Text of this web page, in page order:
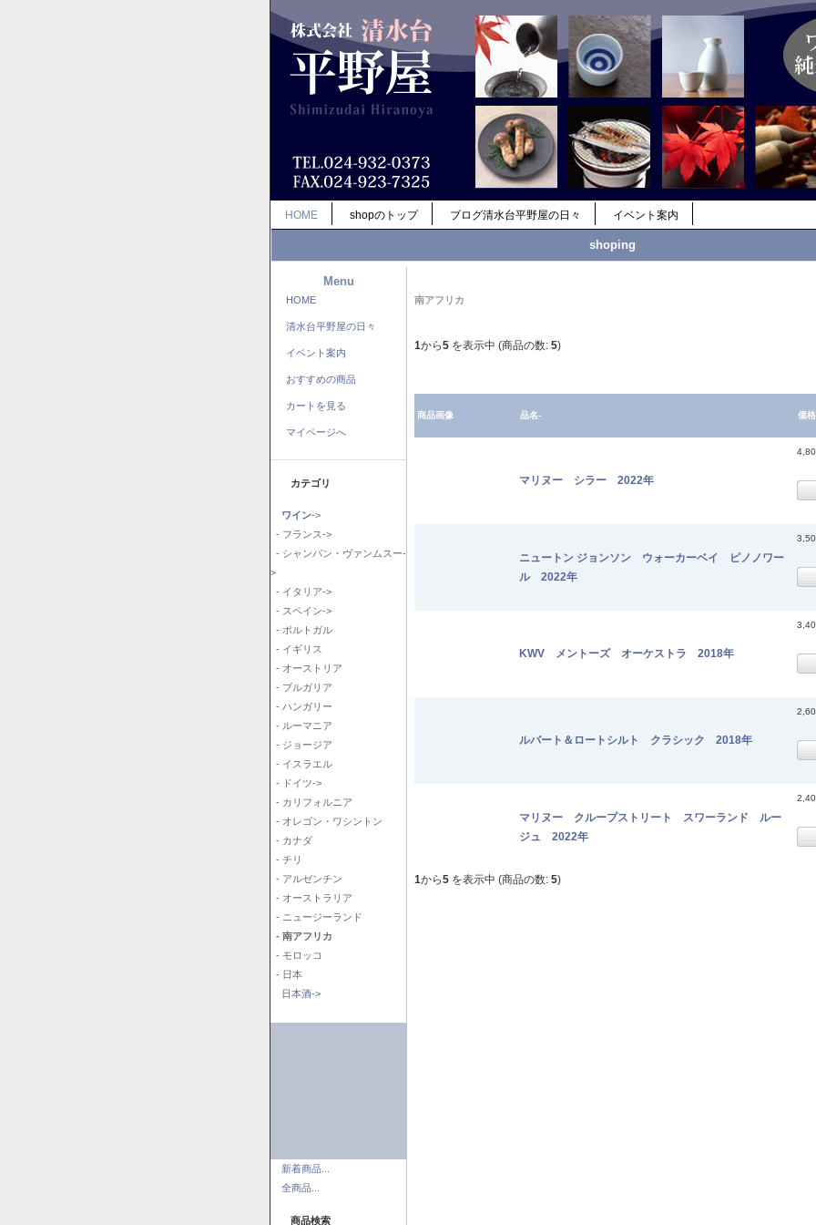
HOME shopのトップ ブログ清水台平野屋の日々 イベント案内
shoping
Menu
HOME
清水台平野屋の日々
イベント案内
おすすめの商品
カートを見る
マイページへ
カテゴリ
ワイン->
- フランス->
- シャンパン・ヴァンムスー-
>
- イタリア->
- スペイン->
- ポルトガル
- イギリス
- オーストリア
- ブルガリア
- ハンガリー
- ルーマニア
- ジョージア
- イスラエル
- ドイツ->
- カリフォルニア
- オレゴン・ワシントン
- カナダ
- チリ
- アルゼンチン
- オーストラリア
- ニュージーランド
- 南アフリカ
- モロッコ
- 日本
日本酒->
新着商品...
全商品...
商品検索
南アフリカ
1から5 を表示中 (商品の数: 5)
商品画像 品名- 価格
マリヌー シラー 2022年
ニュートン ジョンソン ウォーカーベイ ピノノワー
ル 2022年
KWV メントーズ オーケストラ 2018年
ルバート＆ロートシルト クラシック 2018年
マリヌー クループストリート スワーランド ルー
ジュ 2022年
1から5 を表示中 (商品の数: 5)